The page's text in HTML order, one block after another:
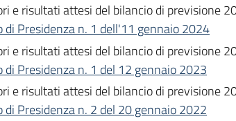
e risultati attesi del bilancio di previsione
Presidenza n. 1 dell'11 gennaio 2024
e risultati attesi del bilancio di previsione
Presidenza n. 1 del 12 gennaio 2023
e risultati attesi del bilancio di previsione
Presidenza n. 2 del 20 gennaio 2022